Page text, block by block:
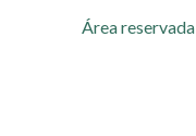
Área reservada